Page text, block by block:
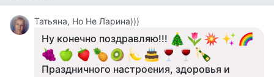
Татьяна, Но Не Ларина)))
Ну конечно поздравляю!!!
Праздничного настроения, здоровья и